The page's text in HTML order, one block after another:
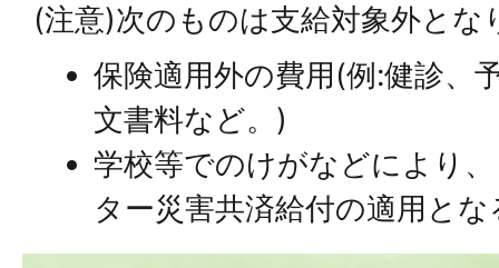
(注意)次のものは支給対象外とな
保険適用外の費用(例:健診、
文書料など。)
学校等でのけがなどにより
ター災害共済給付の適用と